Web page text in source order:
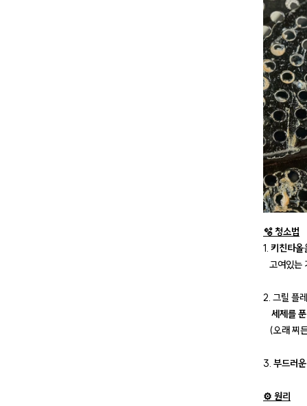
🫧 청소법
1. 키친타올
고여있는
2. 그릴 플
세제를
(오래 찌
3. 부드러
⚙️ 원리